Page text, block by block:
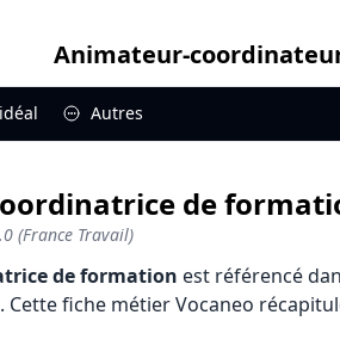
Animateur-
Autres
de
(France Travail)
de formation est référencé
fiche métier Vocaneo